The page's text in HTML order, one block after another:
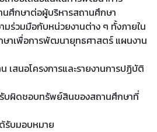
ศึกษาต่อผู้บริหารสถานศึกษา
ามร่วมมือกับหน่วยงานต่าง ๆ ทั้งภายใน
ษาเพื่อการพัฒนายุทธศาสตร์ แผนงาน
สนอโครงการและรายงานการปฏิบัติ
รับผิดชอบทรัพย์สินของสถานศึกษาที่
รับมอบหมาย